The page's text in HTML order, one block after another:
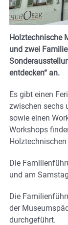
Holztechnische
und zwei
entdecken“ an.
Es gibt einen
zwischen sechs
sowie einen
Workshops
Die
und am
Die
der
durchgeführt.